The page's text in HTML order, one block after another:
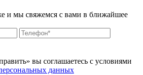
и мы свяжемся с вами в ближайшее
вы соглашаетесь с условиями
данных